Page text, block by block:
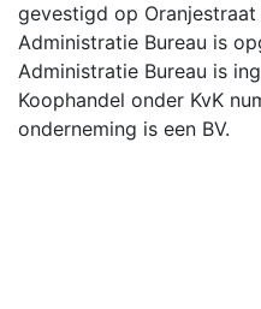
gevestigd op
Administratie Bureau is
Administratie Bureau is
Koophandel onder KvK
onderneming is een BV.